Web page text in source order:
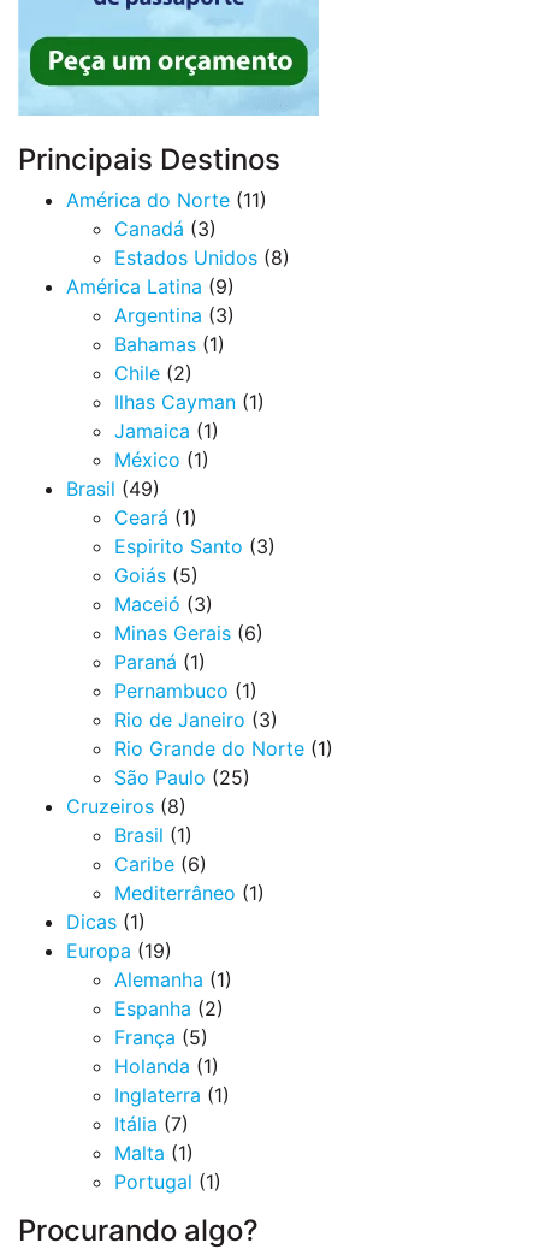
Principais Destinos
América do Norte (11)
Canadá (3)
Estados Unidos (8)
América Latina (9)
Argentina (3)
Bahamas (1)
Chile (2)
Ilhas Cayman (1)
Jamaica (1)
México (1)
Brasil (49)
Ceará (1)
Espirito Santo (3)
Goiás (5)
Maceió (3)
Minas Gerais (6)
Paraná (1)
Pernambuco (1)
Rio de Janeiro (3)
Rio Grande do Norte (1)
São Paulo (25)
Cruzeiros (8)
Brasil (1)
Caribe (6)
Mediterrâneo (1)
Dicas (1)
Europa (19)
Alemanha (1)
Espanha (2)
França (5)
Holanda (1)
Inglaterra (1)
Itália (7)
Malta (1)
Portugal (1)
Procurando algo?